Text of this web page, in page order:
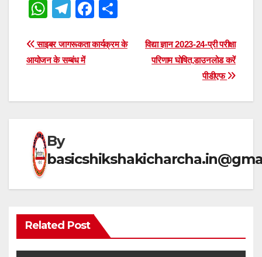
W
at
s
p
T
e
gr
m
F
c
o
ar
Post
navigation
विद्या ज्ञान 2023-24-प्री परीक्षा
परिणाम घोषित,डाउनलोड करें
पीडीएफ
साइबर जागरूकता कार्यक्रम के
आयोजन के सम्बंध में
By
Related Post